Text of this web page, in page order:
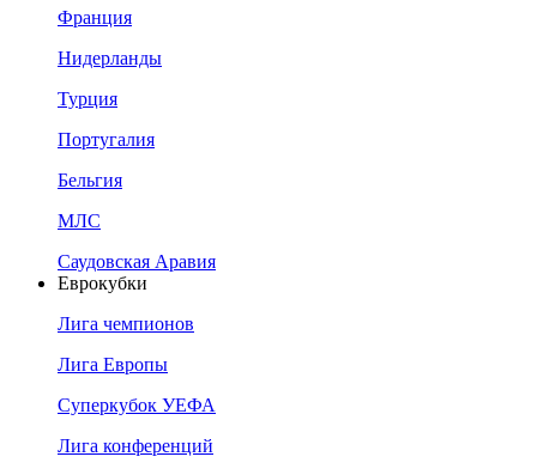
Франция
Нидерланды
Турция
Португалия
Бельгия
МЛС
Саудовская Аравия
Еврокубки
Лига чемпионов
Лига Европы
Суперкубок УЕФА
Лига конференций